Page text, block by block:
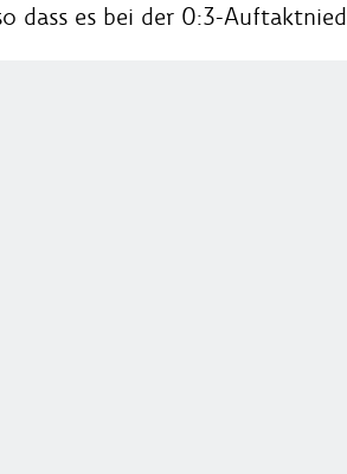
dass es bei der 0:3-